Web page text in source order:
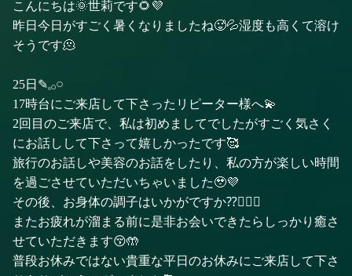
こんにちは🌞世莉です🌻💜
昨日今日がすごく暑くなりましたね🥵💦湿度も高くて溶け
そうです🫠
25日✎𓈒𓂂𓏸
17時台にご来店して下さったリピーター様へ💫
2回目のご来店で、私は初めましてでしたがすごく気さく
にお話しして下さって嬉しかったです🥰
旅行のお話しや美容のお話をしたり、私の方が楽しい時間
を過ごさせていただいちゃいました🥹💜
その後、お身体の調子はいかがですか⁇💆‍♀️✨
またお疲れが溜まる前に是非お会いできたらしっかり癒さ
せていただきます😚🤲
普段お休みではない貴重な平日のお休みにご来店して下さ